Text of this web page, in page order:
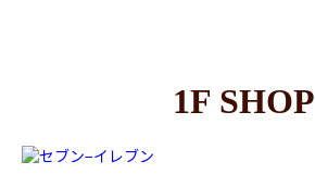
1F SHOP